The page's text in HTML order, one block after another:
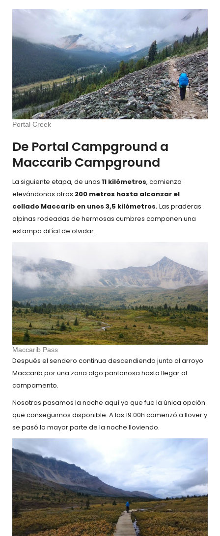
Portal Creek
De Portal Campground a
Maccarib Campground
La siguiente etapa, de unos 11 kilómetros, comienza
elevándonos otros 200 metros hasta alcanzar el
collado Maccarib en unos 3,5 kilómetros.Las praderas
alpinas rodeadas de hermosas cumbres componen una
estampa difícil de olvidar.
Maccarib Pass
Después el sendero continua descendiendo junto al arroyo
Maccarib por una zona algo pantanosa hasta llegar al
campamento.
Nosotros pasamos la noche aquí ya que fue la única opción
que conseguimos disponible. A las 19:00h comenzó a llover y
se pasó la mayor parte de la noche lloviendo.